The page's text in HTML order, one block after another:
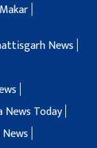
News
News Today